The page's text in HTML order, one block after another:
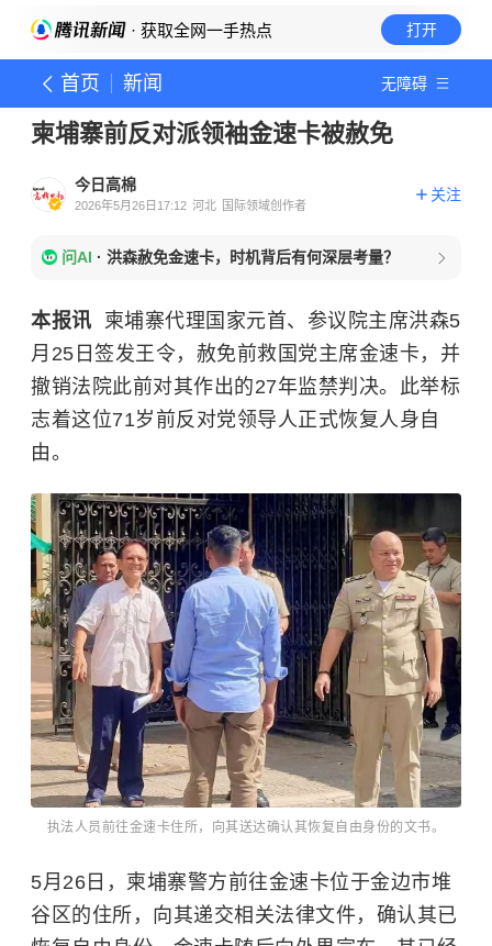
· 获取全网一手热点 打开
首页 新闻 无障碍
柬埔寨前反对派领袖金速卡被赦免
今日高棉
2026年5月26日17:12 河北 国际领域创作者
关注
问AI · 洪森赦免金速卡，时机背后有何深层考量？
本报讯 柬埔寨代理国家元首、参议院主席洪森5
月25日签发王令，赦免前救国党主席金速卡，并
撤销法院此前对其作出的27年监禁判决。此举标
志着这位71岁前反对党领导人正式恢复人身自
由。
执法人员前往金速卡住所，向其送达确认其恢复自由身份的文书。
5月26日， 柬埔寨警方前往金速卡位于金边市堆
谷区的住所，向其递交相关法律文件，确认其已